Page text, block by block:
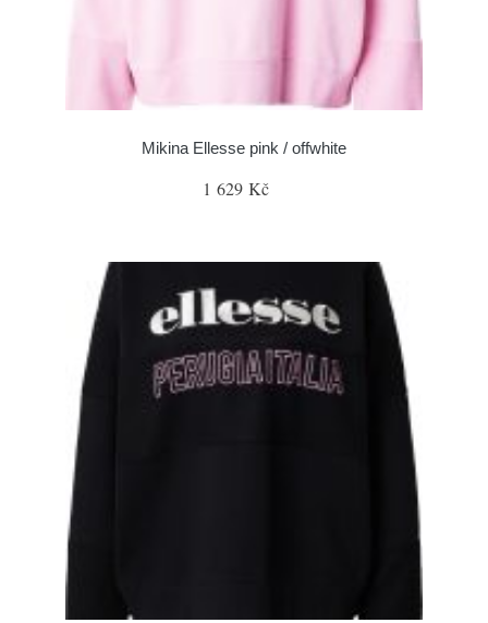
Mikina Ellesse pink / offwhite
1 629 Kč